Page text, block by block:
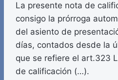
La presente nota de
consigo la prórroga
del asiento de
días, contados desde la
que se refiere el art.323
de calificación (…).